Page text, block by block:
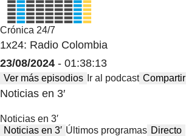
Crónica 24/7
1x24: Radio Colombia
23/08/2024 - 01:38:13
Ver más episodios Ir al podcast Compartir
Noticias en 3′
Noticias en 3′
Noticias en 3′ Últimos programas Directo